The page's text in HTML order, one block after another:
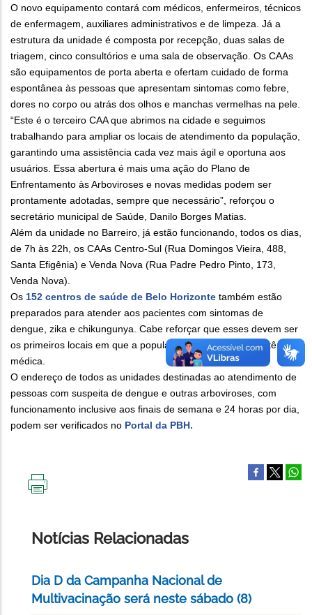
O novo equipamento contará com médicos, enfermeiros, técnicos
de enfermagem, auxiliares administrativos e de limpeza. Já a
estrutura da unidade é composta por recepção, duas salas de
triagem, cinco consultórios e uma sala de observação. Os CAAs
são equipamentos de porta aberta e ofertam cuidado de forma
espontânea às pessoas que apresentam sintomas como febre,
dores no corpo ou atrás dos olhos e manchas vermelhas na pele.
“Este é o terceiro CAA que abrimos na cidade e seguimos
trabalhando para ampliar os locais de atendimento da população,
garantindo uma assistência cada vez mais ágil e oportuna aos
usuários. Essa abertura é mais uma ação do Plano de
Enfrentamento às Arboviroses e novas medidas podem ser
prontamente adotadas, sempre que necessário”, reforçou o
secretário municipal de Saúde, Danilo Borges Matias.
Além da unidade no Barreiro, já estão funcionando, todos os dias,
de 7h às 22h, os CAAs Centro-Sul (Rua Domingos Vieira, 488,
Santa Efigênia) e Venda Nova (Rua Padre Pedro Pinto, 173,
Venda Nova).
Os 152 centros de saúde de Belo Horizonte também estão
preparados para atender aos pacientes com sintomas de
dengue, zika e chikungunya. Cabe reforçar que esses devem ser
os primeiros locais em que a população deve buscar assistência
médica.
O endereço de todos as unidades destinadas ao atendimento de
pessoas com suspeita de dengue e outras arboviroses, com
funcionamento inclusive aos finais de semana e 24 horas por dia,
podem ser verificados no Portal da PBH.
Notícias Relacionadas
Dia D da Campanha Nacional de
Multivacinação será neste sábado (8)